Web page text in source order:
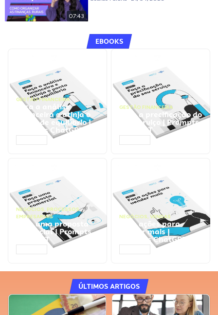
07:43
EBOOKS
GESTÃO FINANCEIRA
Faça a análise
financeira e atinja o
ponto de equilíbrio |
Prompts ChatGPT
GESTÃO FINANCEIRA
Faça a precificação do
seu serviço | Prompts
ChatGPT
NEGÓCIOS, PROCESSOS
EMPRESARIAIS
Faça uma proposta
comercial | Prompts
ChatGPT
NEGÓCIOS, VENDAS
Faça ações para
vender mais |
Prompts ChatGPT
ÚLTIMOS ARTIGOS